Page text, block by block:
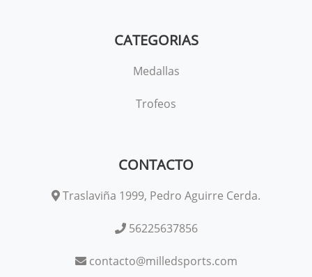
CATEGORIAS
Medallas
Trofeos
CONTACTO
Traslaviña 1999, Pedro Aguirre Cerda.
56225637856
contacto@milledsports.com